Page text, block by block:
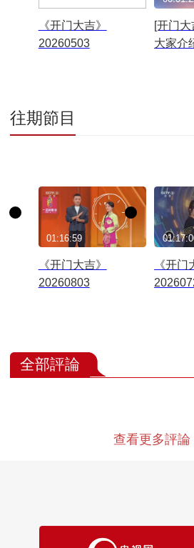
《开门大吉》
20260503
[开门
大家介
往期節目
《开门大吉》
20260803
01:16:59
《开门
全部評論
查看更多評論